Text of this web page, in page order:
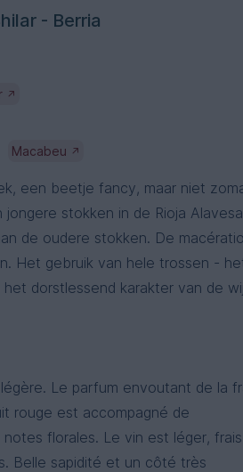
- Berria
↗
Macabeu ↗
een beetje fancy, maar niet
jongere stokken in de Rioja
de oudere stokken. De
Het gebruik van hele trossen -
het dorstlessend karakter van de
Le parfum envoutant de la
rouge est accompagné de
notes florales. Le vin est léger,
Belle sapidité et un côté très